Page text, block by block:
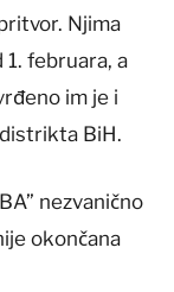
Njima
februara, a
im je i
BiH.
nezvanično
okončana